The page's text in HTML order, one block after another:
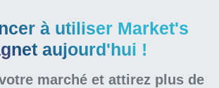
à utiliser Market's
aujourd'hui !
marché et attirez plus de